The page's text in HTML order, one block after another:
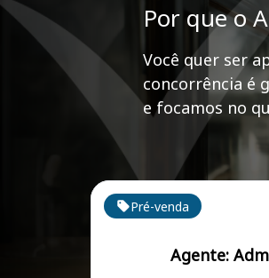
Por que o
Você quer ser
concorrência é
e focamos no
Cursos em destaque para
Pré-venda
Agente: